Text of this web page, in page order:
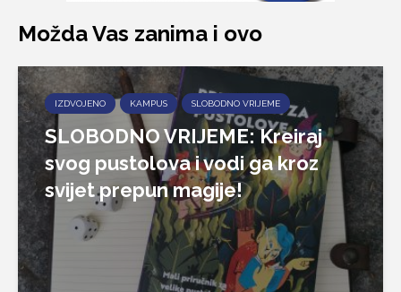
Možda Vas zanima i ovo
IZDVOJENO KAMPUS SLOBODNO VRIJEME
SLOBODNO VRIJEME: Kreiraj
svog pustolova i vodi ga kroz
svijet prepun magije!